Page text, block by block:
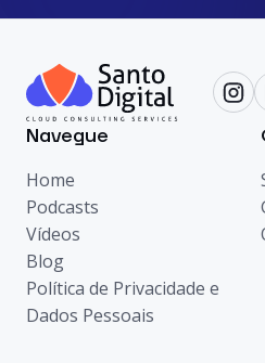
Navegue
Home
Podcasts
Vídeos
Blog
Política de Privacidade e
Dados Pessoais